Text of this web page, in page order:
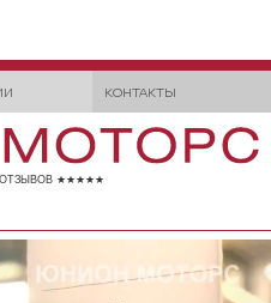
КОНТАКТЫ
ОТЗЫВОВ ★★★★★